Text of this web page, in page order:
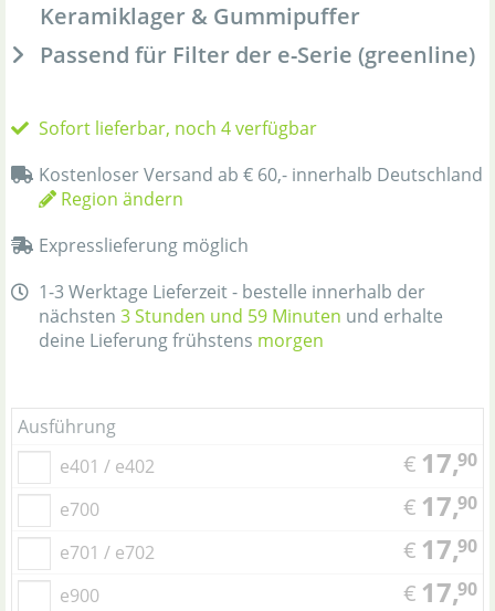
Keramiklager & Gummipuffer
Passend für Filter der e-Serie (greenline)
Sofort lieferbar, noch 4 verfügbar
Kostenloser Versand ab € 60,- innerhalb Deutschland
Region ändern
Expresslieferung möglich
1-3 Werktage Lieferzeit - bestelle innerhalb der
nächsten 3 Stunden und 59 Minuten und erhalte
deine Lieferung frühstens morgen
Ausführung
e401 / e402
€ 17,90
e700 € 17,90
e701 / e702 € 17,90
e900 € 17,90